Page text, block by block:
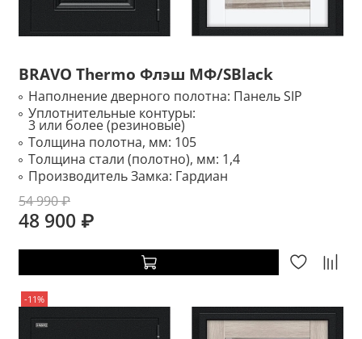
BRAVO Thermo Флэш МФ/SBlack
Наполнение дверного полотна: Панель SIP
Уплотнительные контуры:
3 или более (резиновые)
Толщина полотна, мм: 105
Толщина стали (полотно), мм: 1,4
Производитель Замка: Гардиан
54 990 ₽
48 900 ₽
-11%